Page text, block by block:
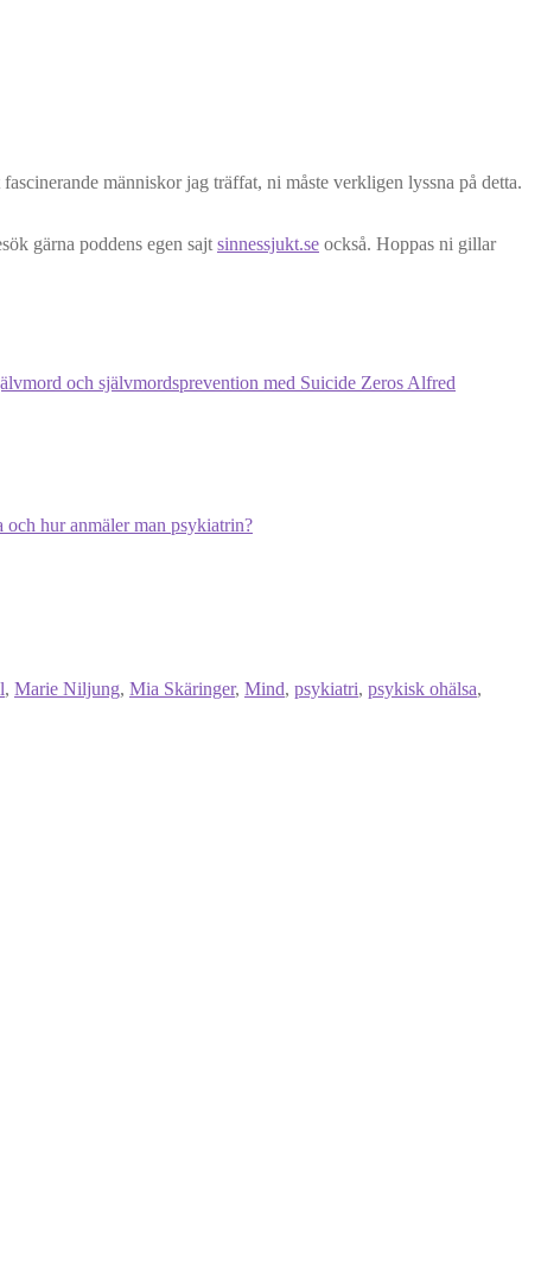
människor jag träffat, ni måste verkligen lyssna på detta.
gärna poddens egen sajt sinnessjukt.se också. Hoppas ni gillar
och självmordsprevention med Suicide Zeros Alfred
och hur anmäler man psykiatrin?
, Marie Niljung, Mia Skäringer, Mind, psykiatri, psykisk ohälsa,